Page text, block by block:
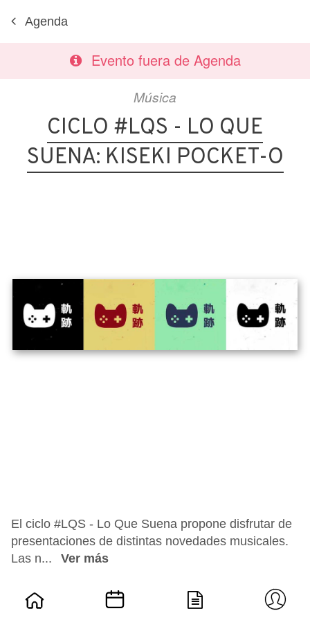
Agenda
Evento fuera de Agenda
Música
CICLO #LQS - LO QUE
SUENA: KISEKI POCKET-O
El ciclo #LQS - Lo Que Suena propone disfrutar de
presentaciones de distintas novedades musicales.
Las n...
Ver más